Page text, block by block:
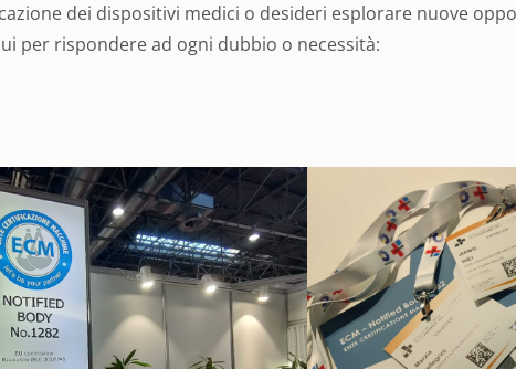
dei dispositivi medici o desideri esplorare nuove
per rispondere ad ogni dubbio o necessità: